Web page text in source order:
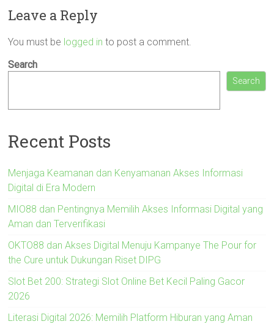
Leave a Reply
You must be logged in to post a comment.
Search
Search
Recent Posts
Menjaga Keamanan dan Kenyamanan Akses Informasi
Digital di Era Modern
MIO88 dan Pentingnya Memilih Akses Informasi Digital yang
Aman dan Terverifikasi
OKTO88 dan Akses Digital Menuju Kampanye The Pour for
the Cure untuk Dukungan Riset DIPG
Slot Bet 200: Strategi Slot Online Bet Kecil Paling Gacor
2026
Literasi Digital 2026: Memilih Platform Hiburan yang Aman